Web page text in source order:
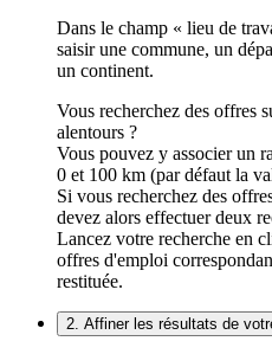
Dans le champ « lieu de
saisir une commune, un
un continent.
Vous recherchez des offres
alentours ?
Vous pouvez y associer un
0 et 100 km (par défaut la
Si vous recherchez des
devez alors effectuer deux
Lancez votre recherche en
offres d'emploi
restituée.
2. Affiner les résultats de